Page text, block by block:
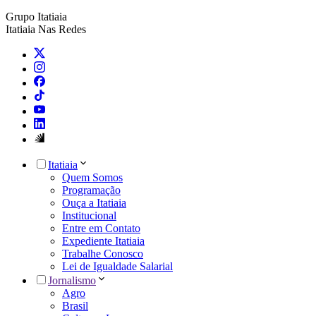
Grupo Itatiaia
Itatiaia Nas Redes
Itatiaia
Quem Somos
Programação
Ouça a Itatiaia
Institucional
Entre em Contato
Expediente Itatiaia
Trabalhe Conosco
Lei de Igualdade Salarial
Jornalismo
Agro
Brasil